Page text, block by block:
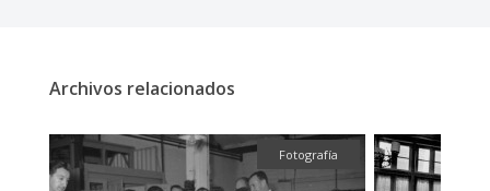
Archivos relacionados
Fotografía